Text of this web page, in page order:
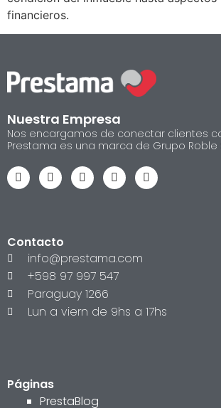
financieros.
Nuestra Empresa
Nos encargamos de conectar clientes
Prestama es una marca de Grupo Roble
Contacto
info@prestama.com
+598 97 997 547
Paraguay 1266
Lun a viern de 9hs a 17hs
Páginas
PrestaBlog